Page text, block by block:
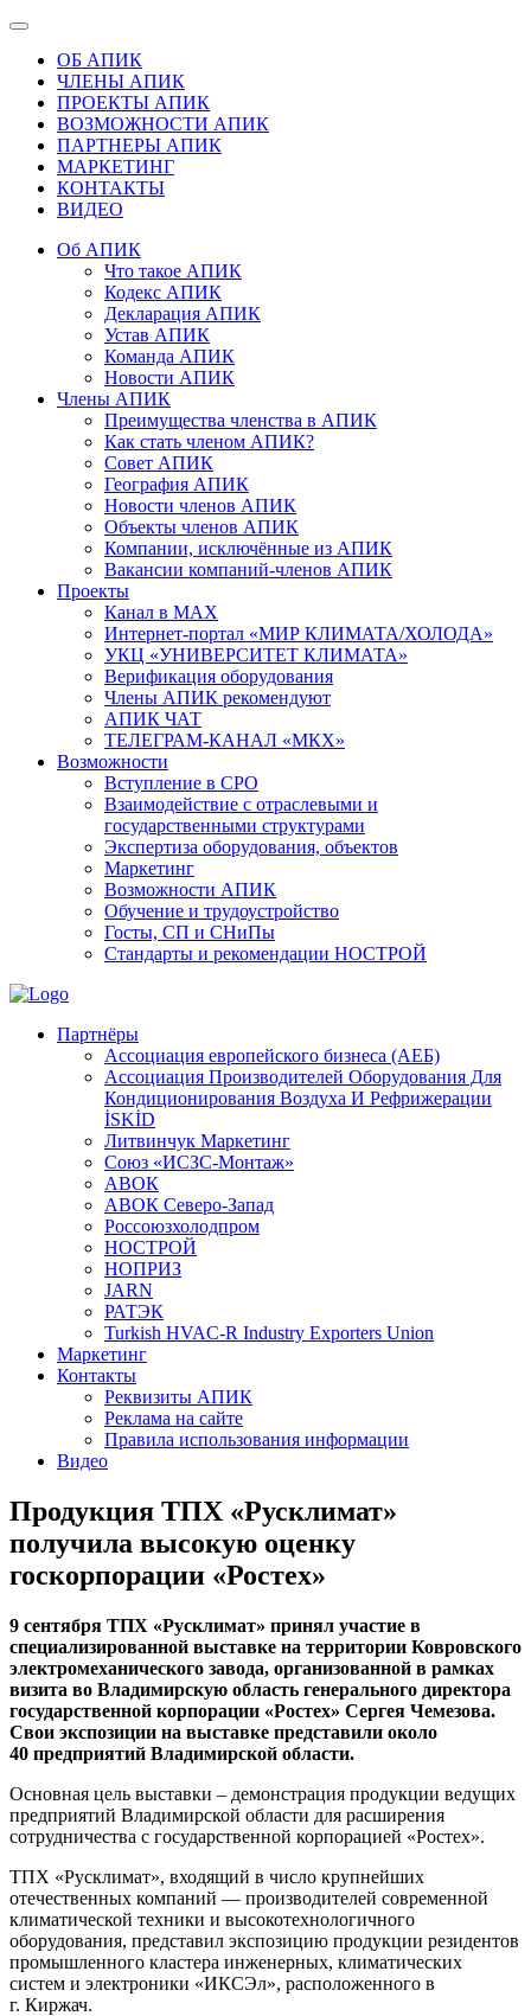
ОБ АПИК
ЧЛЕНЫ АПИК
ПРОЕКТЫ АПИК
ВОЗМОЖНОСТИ АПИК
ПАРТНЕРЫ АПИК
МАРКЕТИНГ
КОНТАКТЫ
ВИДЕО
Об АПИК
Что такое АПИК
Кодекс АПИК
Декларация АПИК
Устав АПИК
Команда АПИК
Новости АПИК
Члены АПИК
Преимущества членства в АПИК
Как стать членом АПИК?
Совет АПИК
География АПИК
Новости членов АПИК
Объекты членов АПИК
Компании, исключённые из АПИК
Вакансии компаний-членов АПИК
Проекты
Канал в MAX
Интернет-портал «МИР КЛИМАТА/ХОЛОДА»
УКЦ «УНИВЕРСИТЕТ КЛИМАТА»
Верификация оборудования
Члены АПИК рекомендуют
АПИК ЧАТ
ТЕЛЕГРАМ-КАНАЛ «МКХ»
Возможности
Вступление в СРО
Взаимодействие с отраслевыми и
государственными структурами
Экспертиза оборудования, объектов
Маркетинг
Возможности АПИК
Обучение и трудоустройство
Госты, СП и СНиПы
Стандарты и рекомендации НОСТРОЙ
Партнёры
Ассоциация европейского бизнеса (АЕБ)
Aссоциация Производителей Оборудования Для
Кондиционирования Воздуха И Рефрижерации
İSKİD
Литвинчук Маркетинг
Союз «ИСЗС-Монтаж»
АВОК
АВОК Северо-Запад
Россоюзхолодпром
НОСТРОЙ
НОПРИЗ
JARN
РАТЭК
Turkish HVAC-R Industry Exporters Union
Маркетинг
Контакты
Реквизиты АПИК
Реклама на сайте
Правила использования информации
Видео
Продукция ТПХ «Русклимат»
получила высокую оценку
госкорпорации «Ростех»
9 сентября ТПХ «Русклимат» принял участие в
специализированной выставке на территории Ковровского
электромеханического завода, организованной в рамках
визита во Владимирскую область генерального директора
государственной корпорации «Ростех» Сергея Чемезова.
Свои экспозиции на выставке представили около
40 предприятий Владимирской области.
Основная цель выставки – демонстрация продукции ведущих
предприятий Владимирской области для расширения
сотрудничества с государственной корпорацией «Ростех».
ТПХ «Русклимат», входящий в число крупнейших
отечественных компаний — производителей современной
климатической техники и высокотехнологичного
оборудования, представил экспозицию продукции резидентов
промышленного кластера инженерных, климатических
систем и электроники «ИКСЭл», расположенного в
г. Киржач.